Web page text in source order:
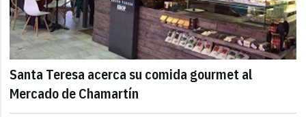
Santa Teresa acerca su comida gourmet al
Mercado de Chamartín